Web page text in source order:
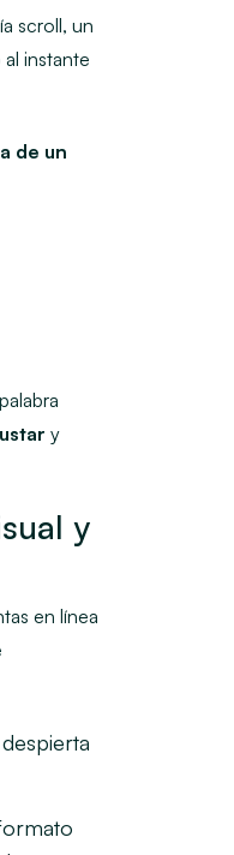
scroll, un
instante
de un
y
y
en línea